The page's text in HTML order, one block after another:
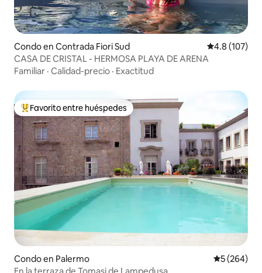
Condo en Contrada Fiori Sud Calificación
4.8 (107)
CASA DE CRISTAL - HERMOSA PLAYA DE ARENA
Familiar · Calidad-precio · Exactitud
Favorito entre huéspedes preferido
Favorito entre huéspedes
Condo en Palermo Calificación
5 (264)